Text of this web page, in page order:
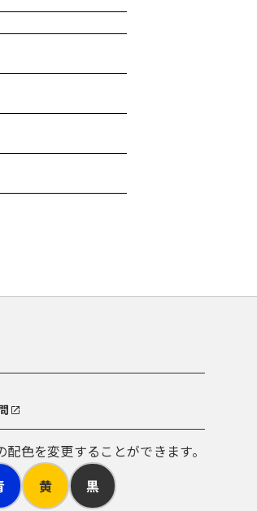
色を変更することができます。
黄 黒